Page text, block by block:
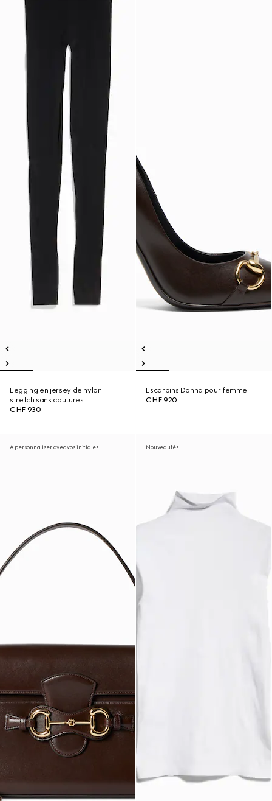
Legging en jersey de nylon
stretch sans coutures
CHF 930
Escarpins Donna pour femme
CHF 920
À personnaliser avec vos initiales Nouveautés